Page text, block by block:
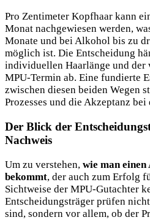
Pro Zentimeter Kopfhaar kann
Monat nachgewiesen werden,
Monate und bei Alkohol bis zu
möglich ist. Die Entscheidung
individuellen Haarlänge und der
MPU-Termin ab. Eine fundierte
zwischen diesen beiden Wegen
Prozesses und die Akzeptanz bei
Der Blick der
Nachweis
Um zu verstehen, wie man einen
bekommt, der auch zum Erfolg
Sichtweise der MPU-Gutachter
Entscheidungsträger prüfen
sind, sondern vor allem, ob der